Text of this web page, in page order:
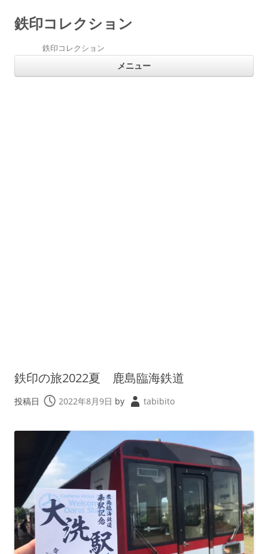
鉄印コレクション
鉄印コレクション
メニュー
鉄印の旅2022夏 鹿島臨海鉄道
投稿日 2022年8月9日 by tabibito